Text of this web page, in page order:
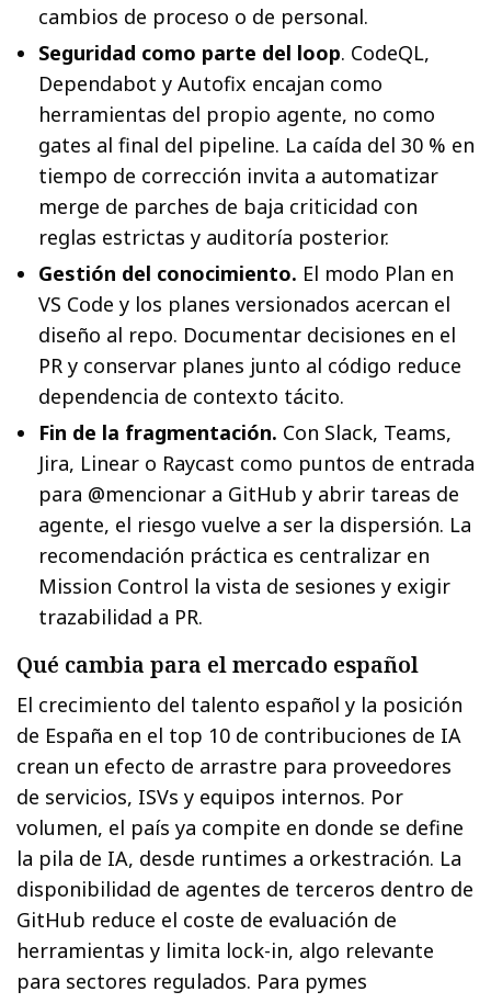
cambios de proceso o de personal.
Seguridad como parte del loop. CodeQL,
Dependabot y Autofix encajan como
herramientas del propio agente, no como
gates al final del pipeline. La caída del 30 % en
tiempo de corrección invita a automatizar
merge de parches de baja criticidad con
reglas estrictas y auditoría posterior.
Gestión del conocimiento. El modo Plan en
VS Code y los planes versionados acercan el
diseño al repo. Documentar decisiones en el
PR y conservar planes junto al código reduce
dependencia de contexto tácito.
Fin de la fragmentación. Con Slack, Teams,
Jira, Linear o Raycast como puntos de entrada
para @mencionar a GitHub y abrir tareas de
agente, el riesgo vuelve a ser la dispersión. La
recomendación práctica es centralizar en
Mission Control la vista de sesiones y exigir
trazabilidad a PR.
Qué cambia para el mercado español
El crecimiento del talento español y la posición
de España en el top 10 de contribuciones de IA
crean un efecto de arrastre para proveedores
de servicios, ISVs y equipos internos. Por
volumen, el país ya compite en donde se define
la pila de IA, desde runtimes a orkestración. La
disponibilidad de agentes de terceros dentro de
GitHub reduce el coste de evaluación de
herramientas y limita lock-in, algo relevante
para sectores regulados. Para pymes